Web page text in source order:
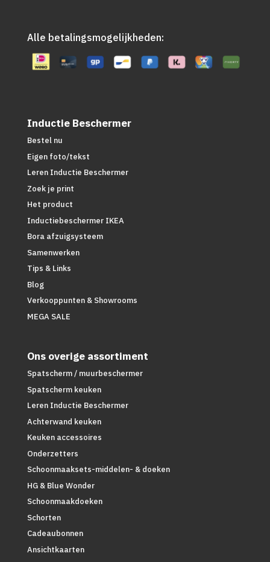
Alle betalingsmogelijkheden:
Inductie Beschermer
Bestel nu
Eigen foto/tekst
Leren Inductie Beschermer
Zoek je print
Het product
Inductiebeschermer IKEA
Bora afzuigsysteem
Samenwerken
Tips & Links
Blog
Verkooppunten & Showrooms
MEGA SALE
Ons overige assortiment
Spatscherm / muurbeschermer
Spatscherm keuken
Leren Inductie Beschermer
Achterwand keuken
Keuken accessoires
Onderzetters
Schoonmaaksets-middelen- & doeken
HG & Blue Wonder
Schoonmaakdoeken
Schorten
Cadeaubonnen
Ansichtkaarten